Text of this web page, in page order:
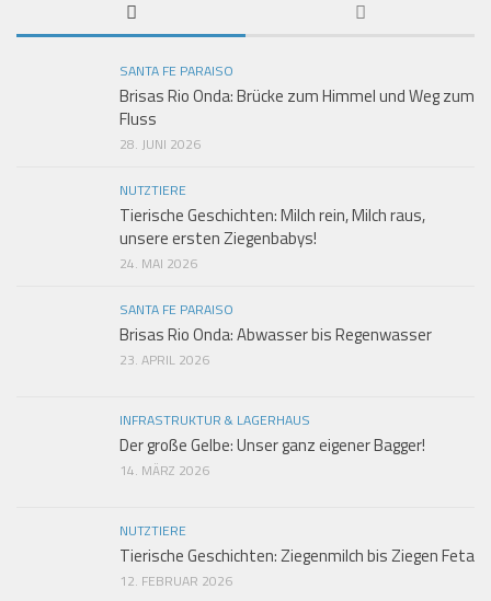
SANTA FE PARAISO
Brisas Rio Onda: Brücke zum Himmel und Weg zum
Fluss
28. JUNI 2026
NUTZTIERE
Tierische Geschichten: Milch rein, Milch raus,
unsere ersten Ziegenbabys!
24. MAI 2026
SANTA FE PARAISO
Brisas Rio Onda: Abwasser bis Regenwasser
23. APRIL 2026
INFRASTRUKTUR & LAGERHAUS
Der große Gelbe: Unser ganz eigener Bagger!
14. MÄRZ 2026
NUTZTIERE
Tierische Geschichten: Ziegenmilch bis Ziegen Feta
12. FEBRUAR 2026